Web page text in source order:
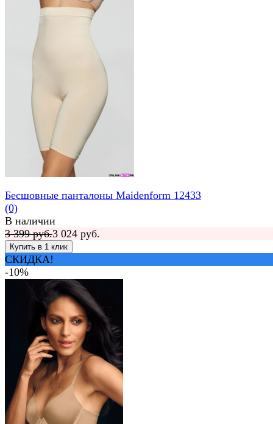
Бесшовные панталоны Maidenform 12433
(0)
В наличии
3 399 руб.3 024 руб.
СКИДКА!
-10%